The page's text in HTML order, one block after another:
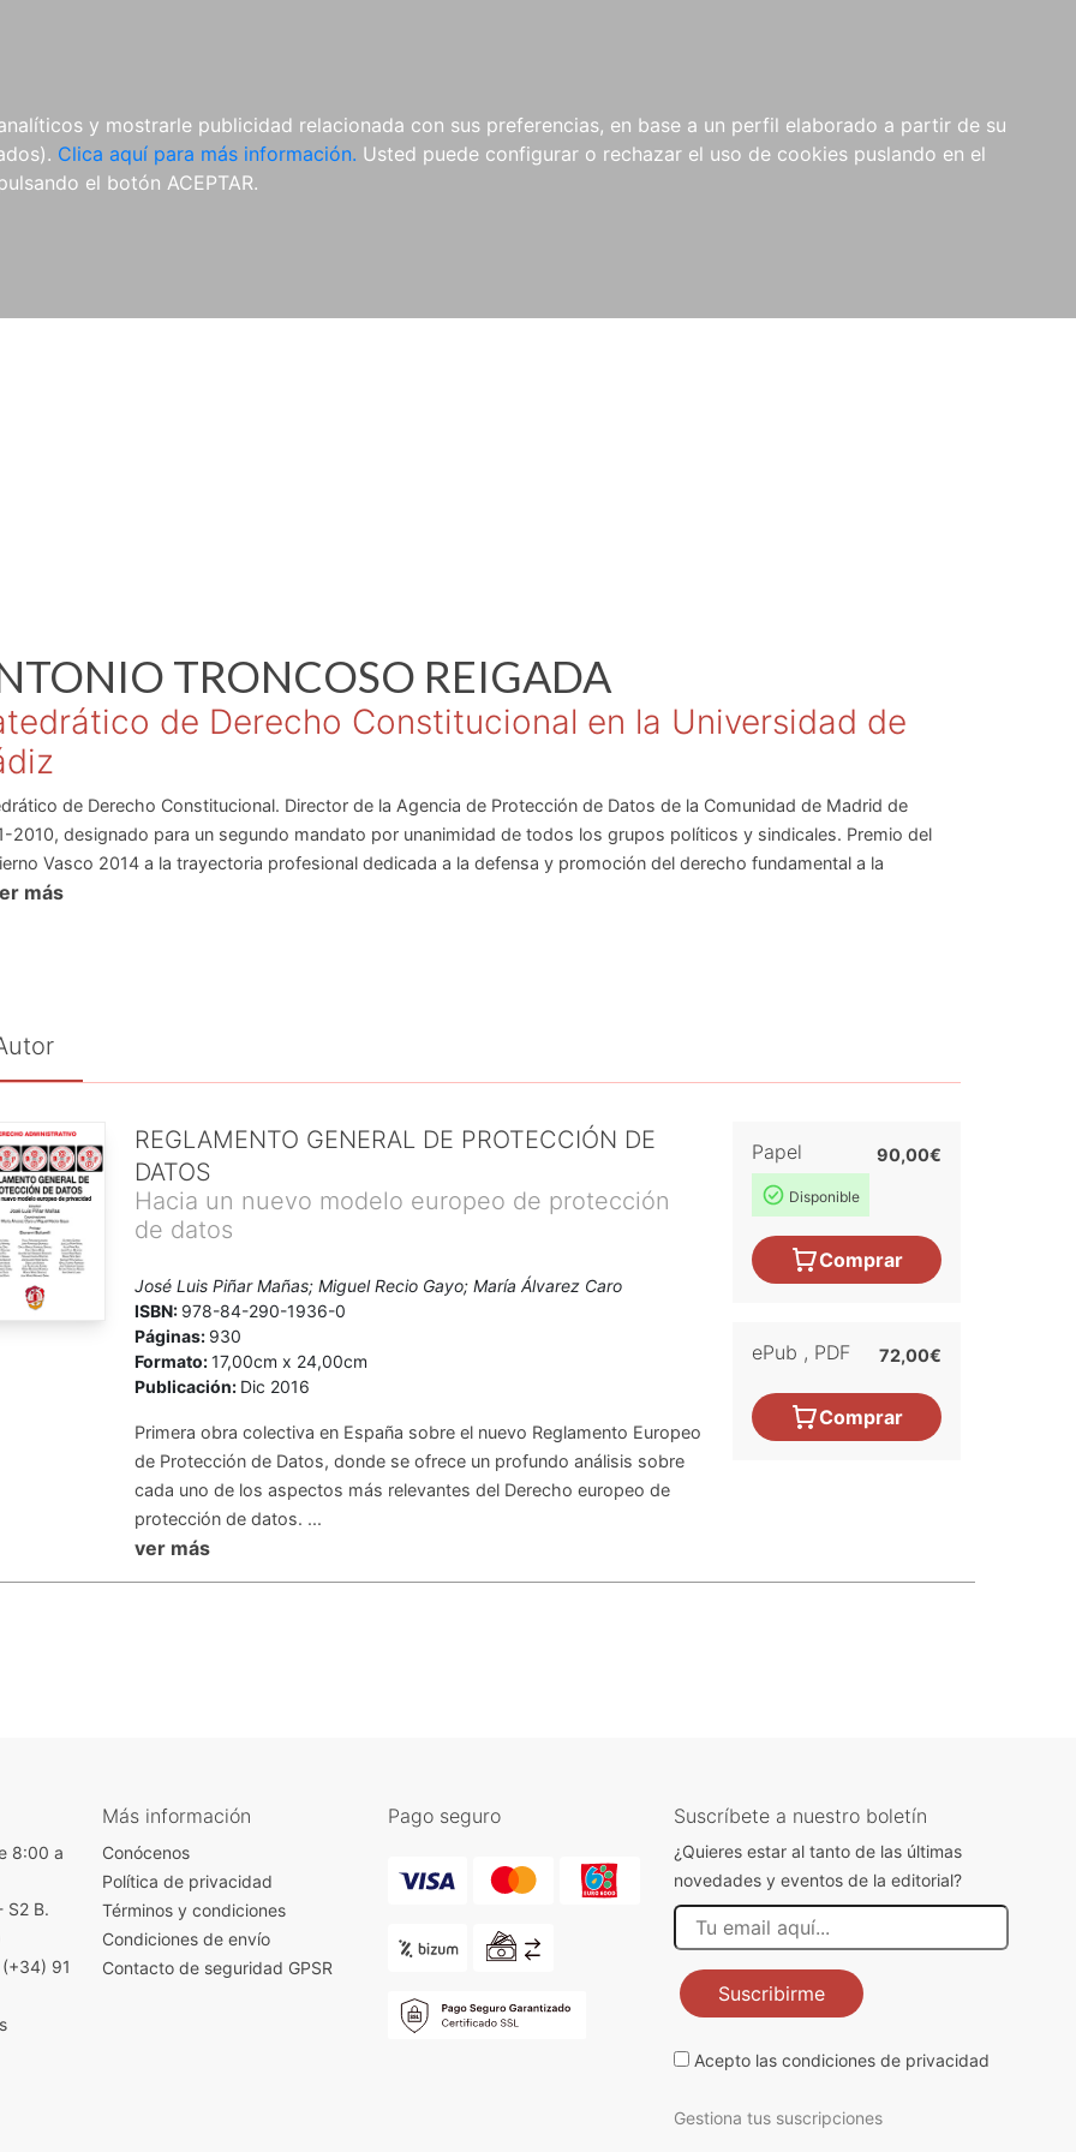
y mostrarle publicidad relacionada con sus preferencias, en base a un perfil elaborado a partir de su
Clica aquí para más información. Usted puede configurar o rechazar el uso de cookies puslando en el
el botón ACEPTAR.
E-BOOKS
LibrosAutoresColecciones
TRONCOSO REIGADA
de Derecho Constitucional en la Universidad de
de Derecho Constitucional. Director de la Agencia de Protección de Datos de la Comunidad de Madrid de
2010, designado para un segundo mandato por unanimidad de todos los grupos políticos y sindicales. Premio del
Vasco 2014 a la trayectoria profesional dedicada a la defensa y promoción del derecho fundamental a la
de datos personales. Premio Nacional de Investigación de la AEPD 2010 por el Tratado La protección de datos
más
REGLAMENTO GENERAL DE PROTECCIÓN DE
DATOS
Hacia un nuevo modelo europeo de protección
de datos
José Luis Piñar Mañas; Miguel Recio Gayo; María Álvarez Caro
ISBN: 978-84-290-1936-0
Páginas: 930
Formato:17,00cm x 24,00cm
Publicación: Dic 2016
Primera obra colectiva en España sobre el nuevo Reglamento Europeo
de Protección de Datos, donde se ofrece un profundo análisis sobre
cada uno de los aspectos más relevantes del Derecho europeo de
protección de datos. ...
ver más
Papel
Disponible
90,00€
Comprar
ePub , PDF 72,00€
Comprar
8:00 a
S2 B.
(+34) 91
Más información
Conócenos
Política de privacidad
Términos y condiciones
Condiciones de envío
Contacto de seguridad GPSR
Pago seguro Suscríbete a nuestro boletín
¿Quieres estar al tanto de las últimas
novedades y eventos de la editorial?
Suscribirme
Acepto las condiciones de privacidad
Gestiona tus suscripciones